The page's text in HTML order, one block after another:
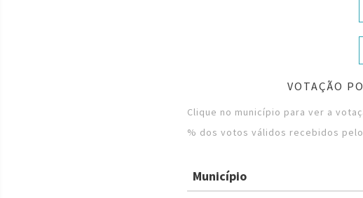
VOTAÇÃO
Clique no município para ver a
% dos votos válidos recebidos
Município